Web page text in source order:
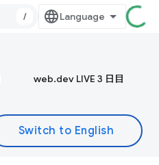
/
web.dev LIVE 3 日目